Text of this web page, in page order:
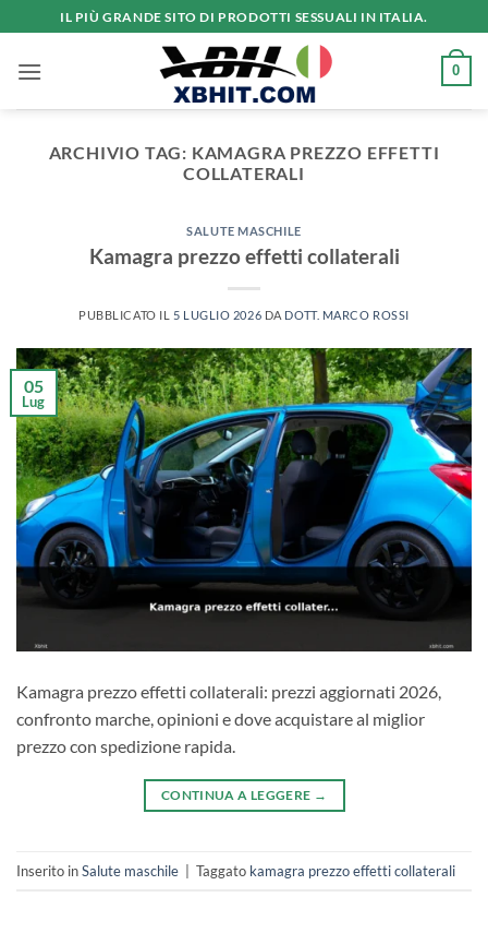
ai
contenuti
IL PIÙ GRANDE SITO DI PRODOTTI SESSUALI IN ITALIA.
0
ARCHIVIO TAG: KAMAGRA PREZZO EFFETTI
COLLATERALI
SALUTE MASCHILE
Kamagra prezzo effetti collaterali
PUBBLICATO IL 5 LUGLIO 2026 DA DOTT. MARCO ROSSI
05
Lug
Kamagra prezzo effetti collaterali: prezzi aggiornati 2026,
confronto marche, opinioni e dove acquistare al miglior
prezzo con spedizione rapida.
CONTINUA A LEGGERE →
Inserito inSalute maschile Taggato kamagra prezzo effetti collaterali